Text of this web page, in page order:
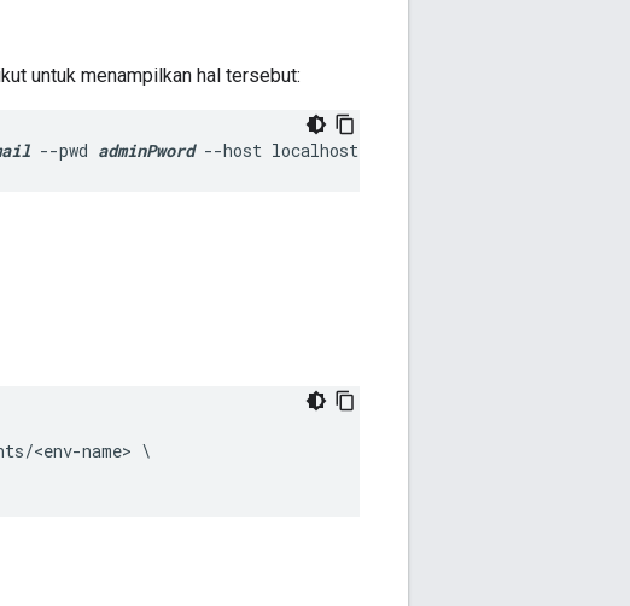
untuk menampilkan hal tersebut:
--pwd adminPword --host localhost
<env-name> \